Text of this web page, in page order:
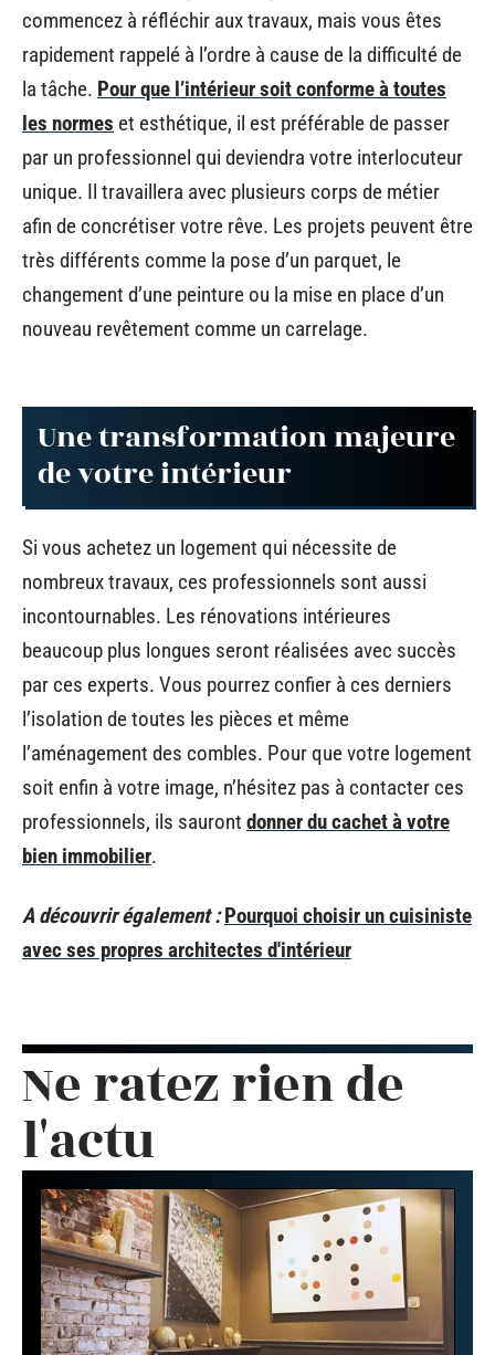
commencez à réfléchir aux travaux, mais vous êtes
rapidement rappelé à l’ordre à cause de la difficulté de
la tâche. Pour que l’intérieur soit conforme à toutes
les normes et esthétique, il est préférable de passer
par un professionnel qui deviendra votre interlocuteur
unique. Il travaillera avec plusieurs corps de métier
afin de concrétiser votre rêve. Les projets peuvent être
très différents comme la pose d’un parquet, le
changement d’une peinture ou la mise en place d’un
nouveau revêtement comme un carrelage.
Une transformation majeure
de votre intérieur
Si vous achetez un logement qui nécessite de
nombreux travaux, ces professionnels sont aussi
incontournables. Les rénovations intérieures
beaucoup plus longues seront réalisées avec succès
par ces experts. Vous pourrez confier à ces derniers
l’isolation de toutes les pièces et même
l’aménagement des combles. Pour que votre logement
soit enfin à votre image, n’hésitez pas à contacter ces
professionnels, ils sauront donner du cachet à votre
bien immobilier.
A découvrir également : Pourquoi choisir un cuisiniste
avec ses propres architectes d'intérieur
Ne ratez rien de
l'actu